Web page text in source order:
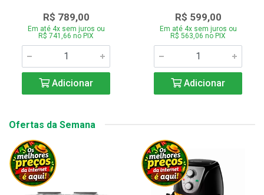
R$ 789,00
Em até 4x sem juros ou
R$ 741,66 no PIX
Adicionar
R$ 599,00
Em até 4x sem juros ou
R$ 563,06 no PIX
Adicionar
Ofertas da Semana